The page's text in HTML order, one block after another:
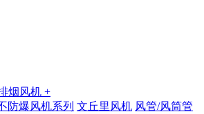
烟风机 +
防爆风机系列 文丘里风机 风管/风筒管